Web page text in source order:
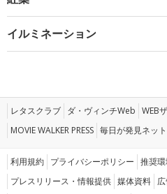
イルミネーション
レタスクラブ ダ・ヴィンチWeb WEB
MOVIE WALKER PRESS 毎日が発見ネット
利用規約 プライバシーポリシー 推奨
プレスリリース・情報提供 媒体資料